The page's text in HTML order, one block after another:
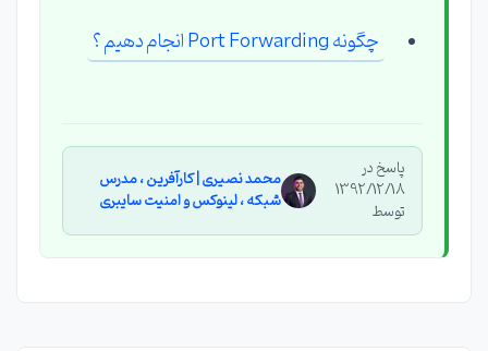
چگونه Port Forwarding انجام دهیم ؟
پاسخ در
1392/12/18
توسط
محمد نصیری | کارآفرین ، مدرس
شبکه ، لینوکس و امنیت سایبری